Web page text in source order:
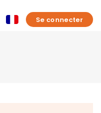
Se connecter